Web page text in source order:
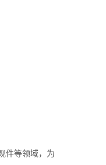
件等领域，为